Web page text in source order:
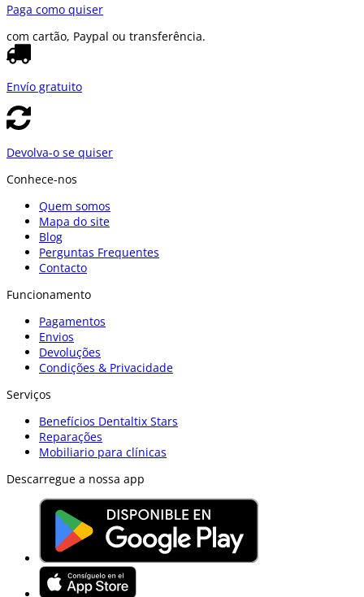
Paga como quiser
com cartão, Paypal ou transferência.
Envío gratuito
Devolva-o se quiser
Conhece-nos
Quem somos
Mapa do site
Blog
Perguntas Frequentes
Contacto
Funcionamento
Pagamentos
Envios
Devoluções
Condições & Privacidade
Serviços
Benefícios Dentaltix Stars
Reparações
Mobiliario para clínicas
Descarregue a nossa app